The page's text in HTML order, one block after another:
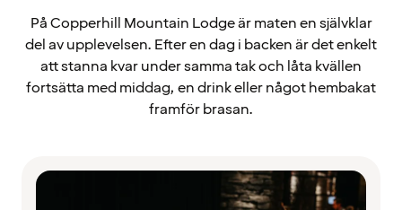
På Copperhill Mountain Lodge är maten en självklar
del av upplevelsen. Efter en dag i backen är det enkelt
att stanna kvar under samma tak och låta kvällen
fortsätta med middag, en drink eller något hembakat
framför brasan.